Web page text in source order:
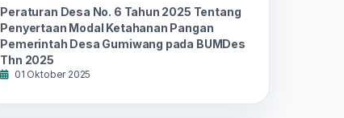
Peraturan Desa No. 6 Tahun 2025 Tentang
Penyertaan Modal Ketahanan Pangan
Pemerintah Desa Gumiwang pada BUMDes
Thn 2025
01 Oktober 2025